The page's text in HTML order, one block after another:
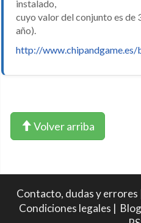
instalado,
cuyo valor del conjunto es de
año).
http://www.chipandgame.es/
Volver arriba
Contacto, dudas y errores
Condiciones legales | Blog